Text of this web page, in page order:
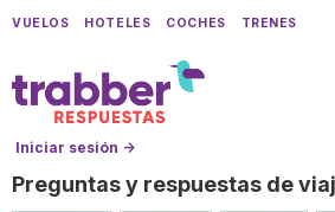
VUELOS HOTELES COCHES TRENES
Iniciar sesión →
Preguntas y respuestas de